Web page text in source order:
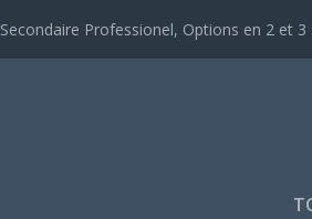
Secondaire Professionel, Options en 2 et 3